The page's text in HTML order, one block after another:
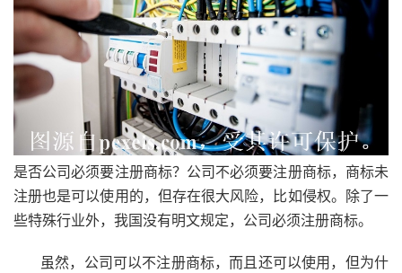
是否公司必须要注册商标？公司不必须要注册商标，商标未
注册也是可以使用的，但存在很大风险，比如侵权。除了一
些特殊行业外，我国没有明文规定，公司必须注册商标。
虽然，公司可以不注册商标，而且还可以使用，但为什